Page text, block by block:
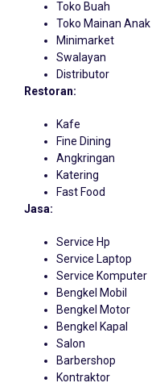
Toko Buah
Toko Mainan Anak
Minimarket
Swalayan
Distributor
Restoran:
Kafe
Fine Dining
Angkringan
Katering
Fast Food
Jasa:
Service Hp
Service Laptop
Service Komputer
Bengkel Mobil
Bengkel Motor
Bengkel Kapal
Salon
Barbershop
Kontraktor